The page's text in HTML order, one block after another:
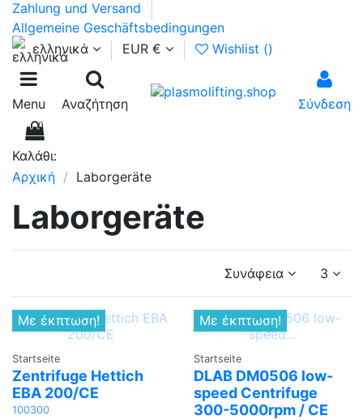
Zahlung und Versand
Allgemeine Geschäftsbedingungen
ελληνικά
EUR € Wishlist ()
Menu Αναζήτηση Σύνδεση
0
Καλάθι:
Αρχική
Laborgeräte
Laborgeräte
Συνάφεια 3
Με έκπτωση!
Startseite
Zentrifuge Hettich
EBA 200/CE
100300
Με έκπτωση!
Startseite
DLAB DM0506 low-
speed Сentrifuge
300-5000rpm / CE